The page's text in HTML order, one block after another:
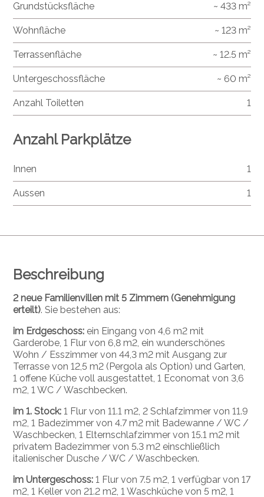
Beschreibung
2 neue Familienvillen mit 5 Zimmern (Genehmigung
erteilt). Sie bestehen aus:
im Erdgeschoss: ein Eingang von 4,6 m2 mit
Garderobe, 1 Flur von 6,8 m2, ein wunderschönes
Wohn / Esszimmer von 44,3 m2 mit Ausgang zur
Terrasse von 12,5 m2 (Pergola als Option) und Garten,
1 offene Küche voll ausgestattet, 1 Economat von 3,6
m2, 1 WC / Waschbecken.
im 1. Stock: 1 Flur von 11.1 m2, 2 Schlafzimmer von 11.9
m2, 1 Badezimmer von 4.7 m2 mit Badewanne / WC /
Waschbecken, 1 Elternschlafzimmer von 15.1 m2 mit
privatem Badezimmer von 5.3 m2 einschließlich
italienischer Dusche / WC / Waschbecken.
im Untergeschoss:1 Flur von 7.5 m2, 1 verfügbar von 17
m2, 1 Keller von 21.2 m2, 1 Waschküche von 5 m2, 1
Grundstücksfläche ~ 433 m²
Wohnfläche ~ 123 m²
Terrassenfläche ~ 12.5 m²
Untergeschossfläche ~ 60 m²
Anzahl Toiletten 1
Anzahl Parkplätze
Innen 1
Aussen 1